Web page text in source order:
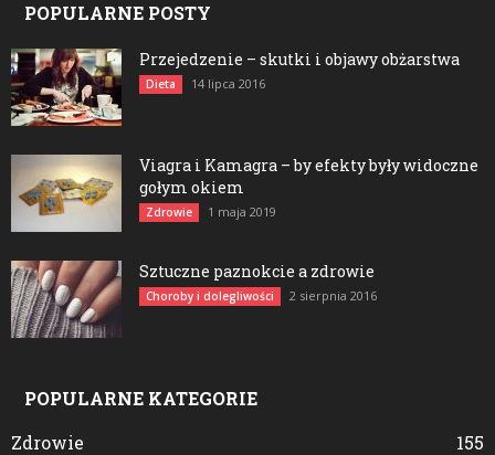
POPULARNE POSTY
Przejedzenie – skutki i objawy obżarstwa
Dieta 14 lipca 2016
Viagra i Kamagra – by efekty były widoczne
gołym okiem
Zdrowie 1 maja 2019
Sztuczne paznokcie a zdrowie
Choroby i dolegliwości 2 sierpnia 2016
POPULARNE KATEGORIE
Zdrowie
155